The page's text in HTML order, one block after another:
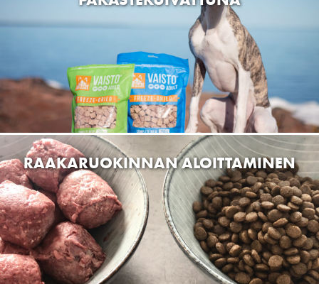
Tmi Sanna Ketomäki
Kylmäojantie 12, 40660 Jyväskylä, Finland
Xanagitrim Tmi
Aittakuja 3, 02430 KirkkonummiMasala, Finland
Pörrö Design
Kulkuripellontie 1, 21420 Lieto, Finland
Pet No 1, Hämeenlinnan
Wartiamäentie 2, 13130 Hämeenlinna, Finland
VK STORE OY
Hallituskatu 24, 35800 Mänttä-Vilppula, Finland
Lemmikkitarvike Bestikset
Joensuuntie 14, 31400 Somero, Suomi
KAKKA – MITÄ SE KERTOO
KOIRASTASI?